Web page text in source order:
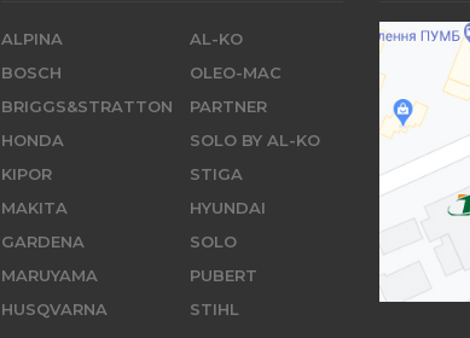
ALPINA
BOSCH
BRIGGS&STRATTON
HONDA
KIPOR
MAKITA
GARDENA
MARUYAMA
HUSQVARNA
AL-KO
OLEO-MAC
PARTNER
SOLO BY AL-KO
STIGA
HYUNDAI
SOLO
PUBERT
STIHL